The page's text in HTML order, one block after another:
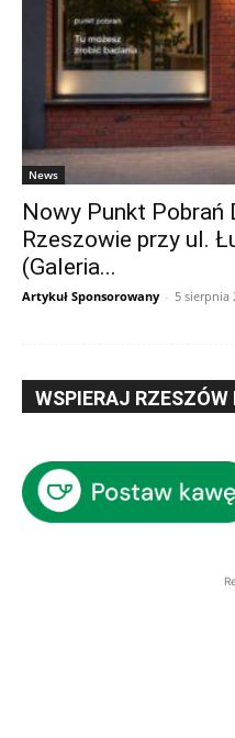
News
Nowy Punkt Pobrań
Rzeszowie przy ul.
(Galeria...
Artykuł Sponsorowany - 5 sierpnia
WSPIERAJ RZESZÓW